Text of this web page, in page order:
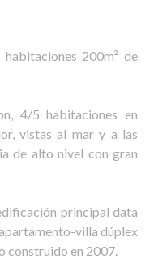
200m² de
4/5 habitaciones en
vistas al mar y a las
de alto nivel con gran
principal data
villa dúplex
construido en 2007.